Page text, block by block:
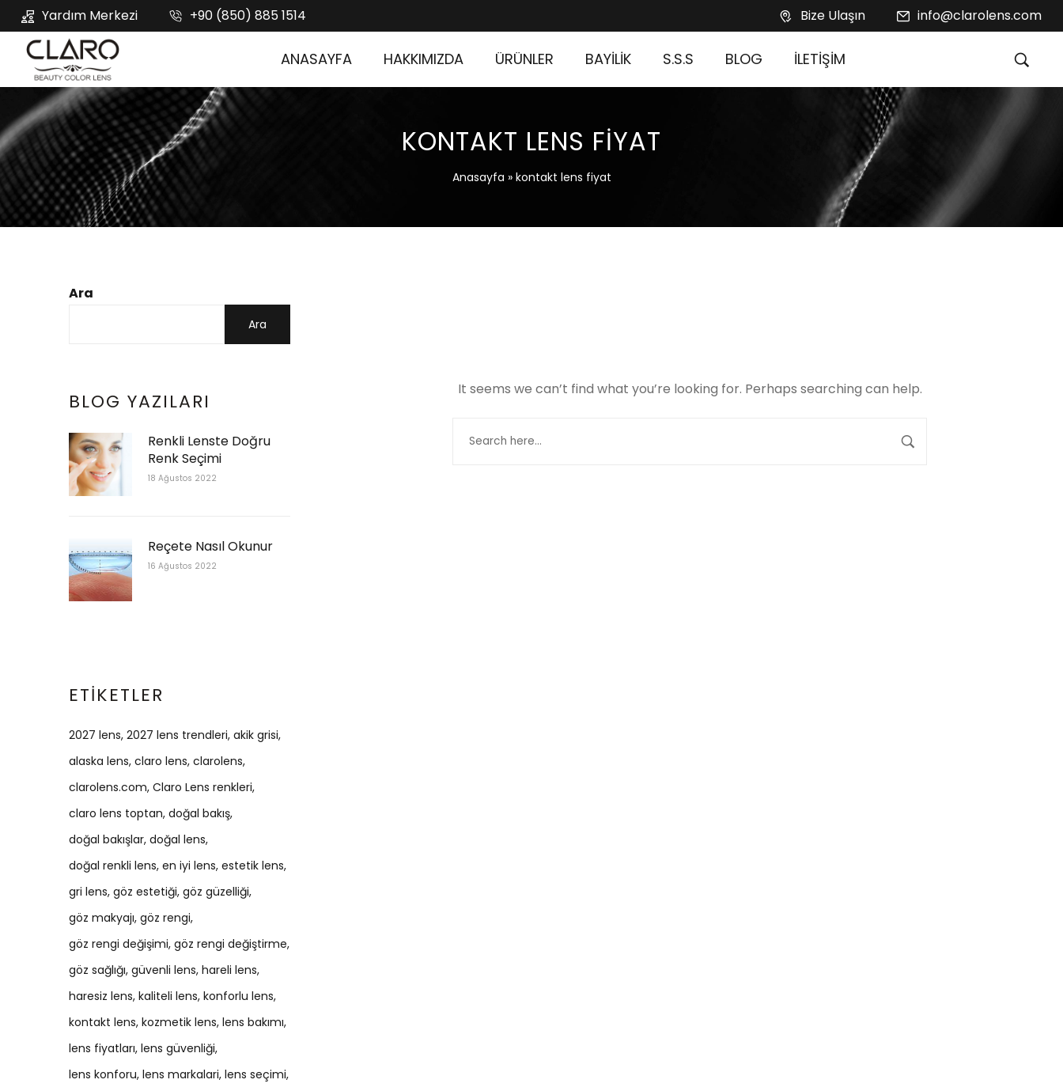
Yardım Merkezi +90 (850) 885 1514 Bize Ulaşın info@clarolens.com
ANASAYFA HAKKIMIZDA ÜRÜNLER BAYİLİK S.S.S BLOG İLETİŞİM
KONTAKT LENS FIYAT
Anasayfa » kontakt lens fiyat
Ara
Ara
BLOG YAZILARI
Renkli Lenste Doğru
Renk Seçimi
18 Ağustos 2022
Reçete Nasıl Okunur
16 Ağustos 2022
ETIKETLER
2027 lens 2027 lens trendleri akik grisi
alaska lens claro lens clarolens
clarolens.com Claro Lens renkleri
claro lens toptan doğal bakış
doğal bakışlar doğal lens
doğal renkli lens en iyi lens estetik lens
gri lens göz estetiği göz güzelliği
göz makyajı göz rengi
göz rengi değişimi göz rengi değiştirme
göz sağlığı güvenli lens hareli lens
haresiz lens kaliteli lens konforlu lens
kontakt lens kozmetik lens lens bakımı
lens fiyatları lens güvenliği
lens konforu lens markalari lens seçimi
It seems we can’t find what you’re looking for. Perhaps searching can help.